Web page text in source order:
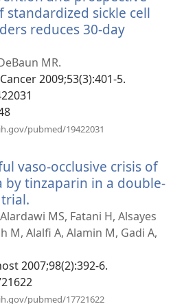
sickle cell
reduces 30-day
Fenster)
MR.
2009;53(3):401-5.
pubmed/19422031
vaso-occlusive crisis of
by tinzaparin in a double-
neues
Fenster)
MS, Fatani H, Alsayes
M, Alalfi A, Alamin M, Gadi A,
2007;98(2):392-6.
pubmed/17721622